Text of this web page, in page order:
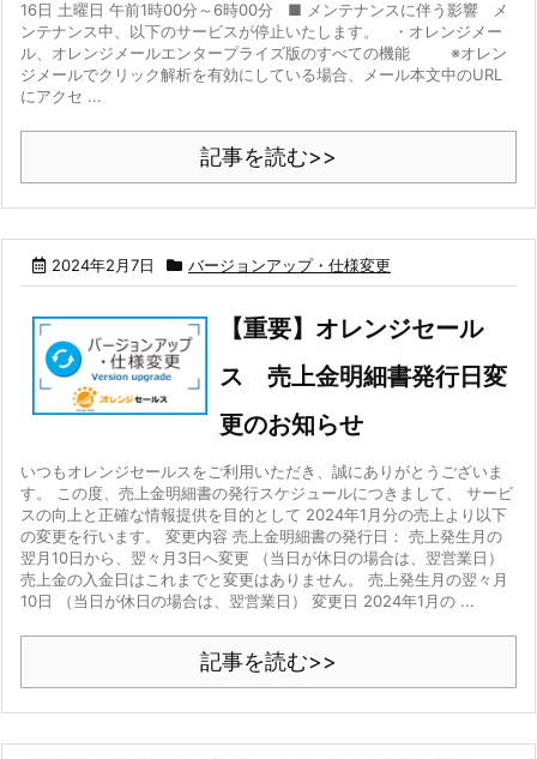
16日 土曜日 午前1時00分～6時00分 ■ メンテナンスに伴う影響 メ
ンテナンス中、以下のサービスが停止いたします。 ・オレンジメー
ル、オレンジメールエンタープライズ版のすべての機能 ※オレン
ジメールでクリック解析を有効にしている場合、メール本文中のURL
にアクセ ...
記事を読む>>
2024年2月7日 バージョンアップ・仕様変更
【重要】オレンジセール
ス 売上金明細書発行日変
更のお知らせ
いつもオレンジセールスをご利用いただき、誠にありがとうございま
す。 この度、売上金明細書の発行スケジュールにつきまして、 サービ
スの向上と正確な情報提供を目的として 2024年1月分の売上より以下
の変更を行います。 変更内容 売上金明細書の発行日： 売上発生月の
翌月10日から、翌々月3日へ変更 （当日が休日の場合は、翌営業日）
売上金の入金日はこれまでと変更はありません。 売上発生月の翌々月
10日 （当日が休日の場合は、翌営業日） 変更日 2024年1月の ...
記事を読む>>